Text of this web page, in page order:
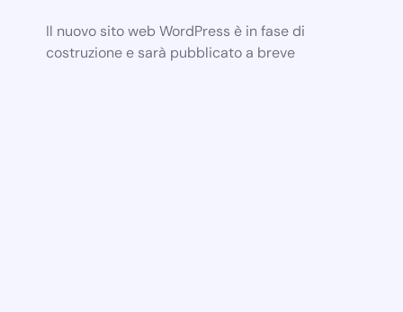
Il nuovo sito web WordPress è in fase di
costruzione e sarà pubblicato a breve